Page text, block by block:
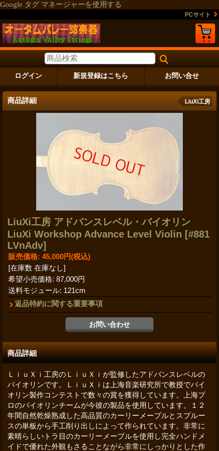
Google タグ マネージャーを使用する
PCサイト
ログイン 新規登録はこちら お問い合せ
商品詳細 LiuXi工房
LiuXi工房 アドバンスレベル・バイオリン
LiuXi Workshop Advance Level Violin [#881
LVnAdv]
販売価格: 45,000円(税込)
[在庫数 在庫なし]
希望小売価格: 87,000円
送料モジュール: 121cm
返品特約に関する重要事項
商品詳細
ＬｉｕＸｉ工房のＬｉｕＸｉが監修したアドバンスレベルの
バイオリンです。ＬｉｕＸｉは上海音楽研究所で教授でバイ
オリン製作コンテストで数々の賞を獲得しています。上海プ
ロのバイオリンチームが今彼の製品を使用しています。１２
年間自然乾燥熟成した高品質のカーリーメープルとスプルー
スの単板から手工削り出しによって作られています。非常に
素晴らしいトラ目のカーリーメープルを使用し完全ハンドメ
イドで優れた外観もさることながら非常にしっかりとした作